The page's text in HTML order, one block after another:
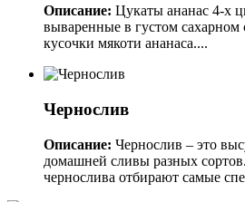
Описание: Цукаты ананас 4-х
вываренные в густом
кусочки мякоти ананаса....
Чернослив
Описание: Чернослив – это
домашней сливы разных
чернослива отбирают самые